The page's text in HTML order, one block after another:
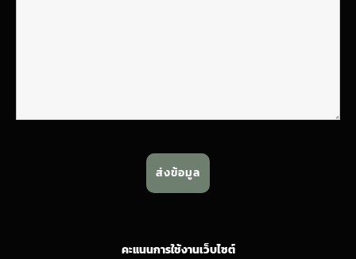
คะแนนการใช้งานเว็บไซต์